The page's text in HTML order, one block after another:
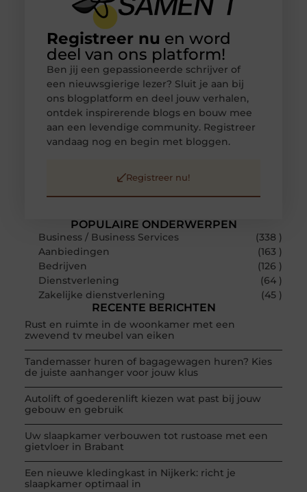
POPULAIRE ONDERWERPEN
Business / Business Services
(338 )
Aanbiedingen
(163 )
Bedrijven
(126 )
Dienstverlening
(64 )
Zakelijke dienstverlening
(45 )
RECENTE BERICHTEN
Rust en ruimte in de woonkamer met een
zwevend tv meubel van eiken
Tandemasser huren of bagagewagen huren? Kies
de juiste aanhanger voor jouw klus
Autolift of goederenlift kiezen wat past bij jouw
gebouw en gebruik
Uw slaapkamer verbouwen tot rustoase met een
gietvloer in Brabant
Een nieuwe kledingkast in Nijkerk: richt je
slaapkamer optimaal in
Registreer nu en word
deel van ons platform!
Ben jij een gepassioneerde schrijver of
een nieuwsgierige lezer? Sluit je aan bij
ons blogplatform en deel jouw verhalen,
ontdek inspirerende blogs en bouw mee
aan een levendige community. Registreer
vandaag nog en begin met bloggen.
Registreer nu!